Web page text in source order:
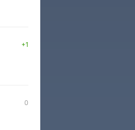
+1
0